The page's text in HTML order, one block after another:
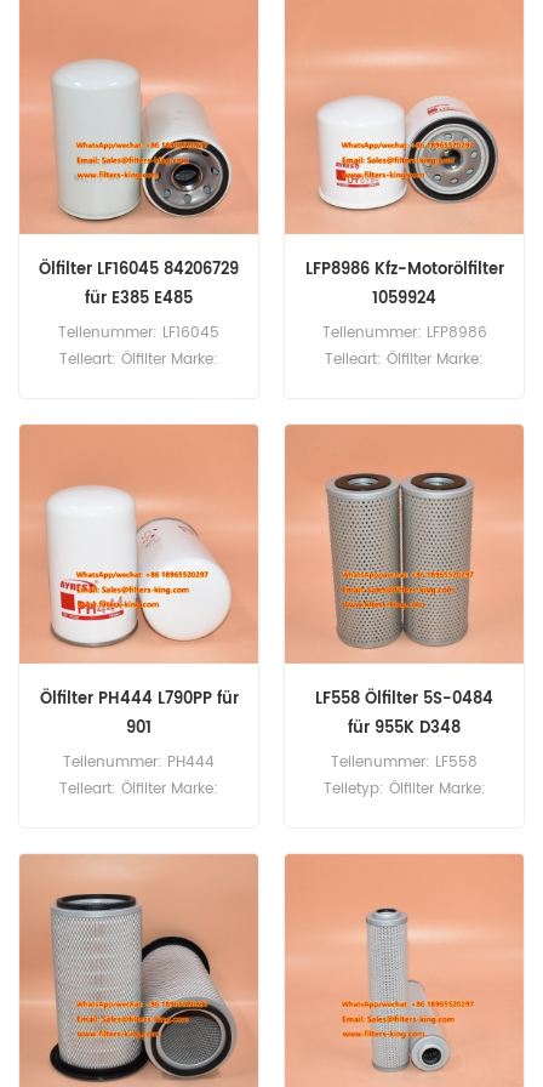
Ölfilter LF16045 84206729
für E385 E485
Teilenummer: LF16045
Teileart: Ölfilter Marke:
84206729 Verwendung für
New Holland E385 E485.
LFP8986 Kfz-Motorölfilter
1059924
Teilenummer: LFP8986
Teileart: Ölfilter Marke:
Ölfilter PH444 L790PP für
901
Teilenummer: PH444
Teileart: Ölfilter Marke:
Vergleichsnummer L790PP
Verwendung für Komatsu
Harvester 901.
LF558 Ölfilter 5S-0484
für 955K D348
Teilenummer: LF558
Teiletyp: Ölfilter Marke:
5S-0484 für Caterpillar 12F
930 941 941B 951C 955K
955L 977K/L 980B D346
D348 D349 D379 D398
D399 D439 D4D D8H